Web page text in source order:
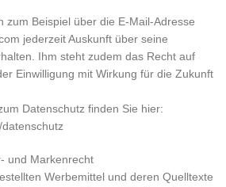
zum Beispiel über die E-Mail-Adresse
jederzeit Auskunft über seine
Ihm steht zudem das Recht auf
Einwilligung mit Wirkung für die Zukunft
Datenschutz finden Sie hier:
und Markenrecht
Werbemittel und deren Quelltexte